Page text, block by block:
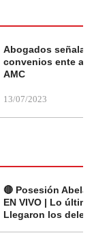
Abogados
convenios ente
AMC
13/07/2023
🔴 Posesión
EN VIVO | Lo
Llegaron los